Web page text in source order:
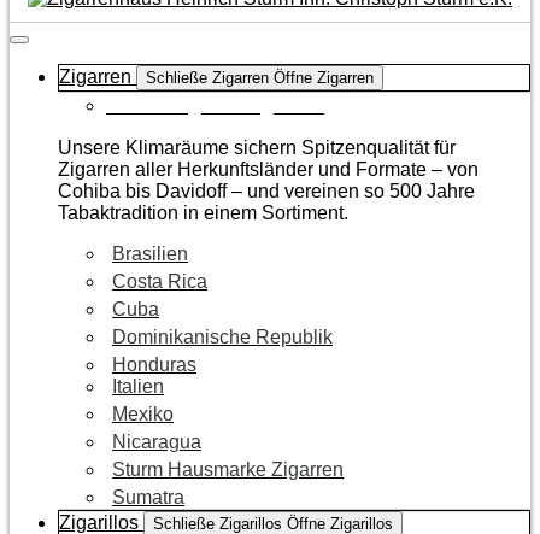
Zigarren Schließe Zigarren Öffne Zigarren
Unsere Klimaräume sichern Spitzenqualität für
Zigarren aller Herkunftsländer und Formate – von
Cohiba bis Davidoff – und vereinen so 500 Jahre
Tabaktradition in einem Sortiment.
Brasilien
Costa Rica
Cuba
Dominikanische Republik
Honduras
Italien
Mexiko
Nicaragua
Sturm Hausmarke Zigarren
Sumatra
Zigarillos
Schließe Zigarillos Öffne Zigarillos